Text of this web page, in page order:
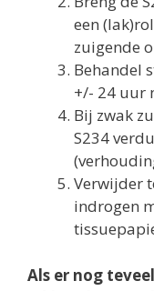
een
zuigende
Behandel
+/- 24 uur
Bij zwak
S234
Verwijder
indrogen
Als er nog